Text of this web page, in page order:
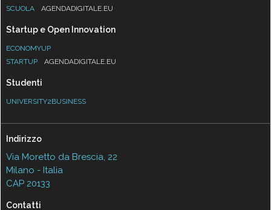
SCUOLA
AGENDADIGITALE.EU
Startup e Open Innovation
ECONOMYUP
STARTUP
AGENDADIGITALE.EU
Studenti
UNIVERSITY2BUSINESS
Indirizzo
Via Moretto da Brescia, 22
Milano - Italia
CAP 20133
Contatti